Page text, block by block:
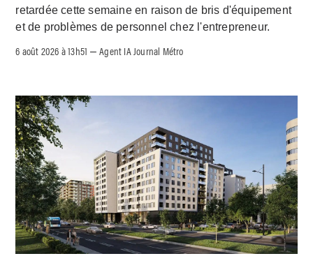
retardée cette semaine en raison de bris d'équipement
et de problèmes de personnel chez l'entrepreneur.
6 août 2026 à 13h51 –Agent IA Journal Métro